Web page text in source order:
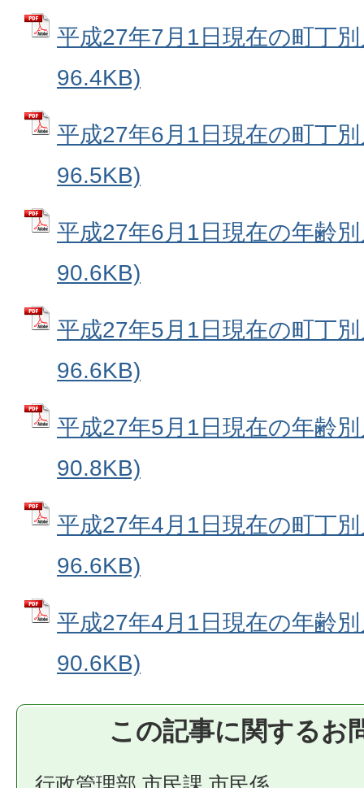
平成27年7月1日現在の町丁
96.4KB)
平成27年6月1日現在の町丁
96.5KB)
平成27年6月1日現在の年齢
90.6KB)
平成27年5月1日現在の町丁
96.6KB)
平成27年5月1日現在の年齢
90.8KB)
平成27年4月1日現在の町丁
96.6KB)
平成27年4月1日現在の年齢
90.6KB)
この記事に関するお